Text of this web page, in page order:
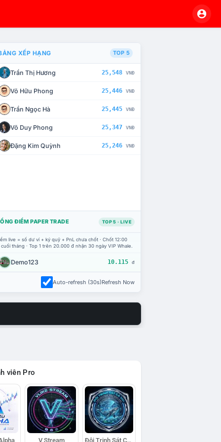
CHẾ TÀI XỬ LÝ VI PHẠM
XẾP HẠNG TOP 5
Trần Thị Hương 25,548 VNĐ
Võ Hữu Phong 25,446 VNĐ
Trần Ngọc Hà 25,445 VNĐ
Võ Duy Phong 25,347 VNĐ
Đặng Kim Quỳnh 25,246 VNĐ
ĐIỂM PAPER TRADE TOP 5 · LIVE
live = số dư ví + ký quỹ + PnL chưa chốt · Chốt 12:00
tháng · Top 1 trên 20.000 đ nhận 30 ngày VIP Whale.
Demo123 10.115 đ
Auto-refresh (30s)Refresh Now
viên Pro
V Stream Đội Trinh Sát Cá Voi